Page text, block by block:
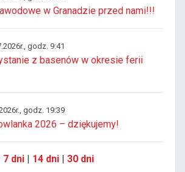
w Granadzie przed nami!!!
godz. 9:41
z basenów w okresie ferii
godz. 19:39
2026 – dziękujemy!
7 dni| 14 dni| 30 dni